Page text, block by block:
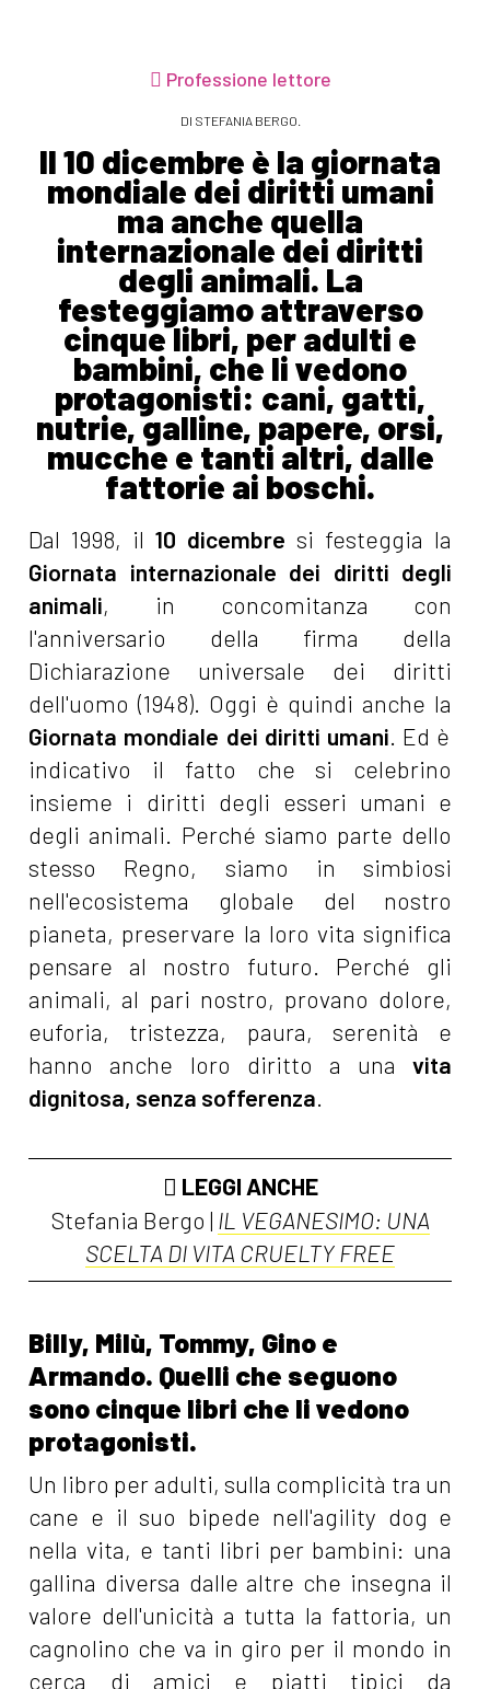
Professione lettore
DI STEFANIA BERGO.
Il 10 dicembre è la giornata
mondiale dei diritti umani
ma anche quella
internazionale dei diritti
degli animali. La
festeggiamo attraverso
cinque libri, per adulti e
bambini, che li vedono
protagonisti: cani, gatti,
nutrie, galline, papere, orsi,
mucche e tanti altri, dalle
fattorie ai boschi.
Dal 1998, il10 dicembre si festeggia la
Giornata internazionale dei diritti degli
animali, in concomitanza con
l'anniversario della firma della
Dichiarazione universale dei diritti
dell'uomo (1948). Oggi è quindi anche la
Giornata mondiale dei diritti umani . Ed è
indicativo il fatto che si celebrino
insieme i diritti degli esseri umani e
degli animali. Perché siamo parte dello
stesso Regno, siamo in simbiosi
nell'ecosistema globale del nostro
pianeta, preservare la loro vita significa
pensare al nostro futuro. Perché gli
animali, al pari nostro, provano dolore,
euforia, tristezza, paura, serenità e
hanno anche loro diritto a unavita
dignitosa, senza sofferenza
LEGGI ANCHE
Stefania Bergo | IL VEGANESIMO: UNA
SCELTA DI VITA CRUELTY FREE
Billy, Milù, Tommy, Gino e
Armando. Quelli che seguono
sono cinque libri che li vedono
protagonisti.
Un libro per adulti, sulla complicità tra un
cane e il suo bipede nell'agility dog e
nella vita, e tanti libri per bambini: una
gallina diversa dalle altre che insegna il
valore dell'unicità a tutta la fattoria, un
cagnolino che va in giro per il mondo in
cerca di amici e piatti tipici da